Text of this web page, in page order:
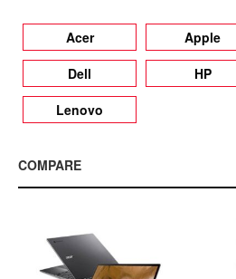
Acer Apple
Dell
HP
Lenovo
COMPARE